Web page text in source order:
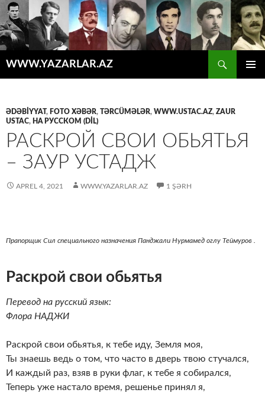
WWW.YAZARLAR.AZ
ƏDƏBİYYAT , FOTO XƏBƏR, TƏRCÜMƏLƏR, WWW.USTAC.AZ, ZAUR
USTAC, НА РУССКОМ (DIL)
РАСКРОЙ СВОИ ОБЬЯТЬЯ
– ЗАУР УСТАДЖ
APREL 4, 2021 WWW.YAZARLAR.AZ 1 ŞƏRH
Прапорщик Сил специального назначения Панджали Нурмамед оглу Теймуров
Раскрой свои обьятья
Перевод на русский язык:
Флора НАДЖИ
Раскрой свои обьятья, к тебе иду, Земля моя,
Ты знаешь ведь о том, что часто в дверь твою стучался,
И каждый раз, взяв в руки флаг, к тебе я собирался,
Теперь уже настало время, решенье принял я,